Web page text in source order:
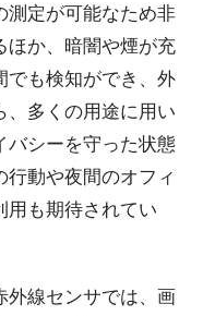
測定が可能なため非
ほか、暗闇や煙が充
でも検知ができ、外
、多くの用途に用い
バシーを守った状態
動や夜間のオフィ
用も期待されてい
外線センサでは、画